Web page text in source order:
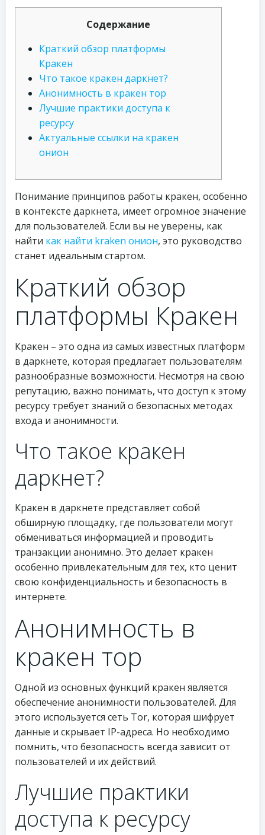
Содержание
Краткий обзор платформы
Кракен
Что такое кракен даркнет?
Анонимность в кракен тор
Лучшие практики доступа к
ресурсу
Актуальные ссылки на кракен
онион
Понимание принципов работы кракен, особенно
в контексте даркнета, имеет огромное значение
для пользователей. Если вы не уверены, как
найти как найти kraken онион, это руководство
станет идеальным стартом.
Краткий обзор
платформы Кракен
Кракен – это одна из самых известных платформ
в даркнете, которая предлагает пользователям
разнообразные возможности. Несмотря на свою
репутацию, важно понимать, что доступ к этому
ресурсу требует знаний о безопасных методах
входа и анонимности.
Что такое кракен
даркнет?
Кракен в даркнете представляет собой
обширную площадку, где пользователи могут
обмениваться информацией и проводить
транзакции анонимно. Это делает кракен
особенно привлекательным для тех, кто ценит
свою конфиденциальность и безопасность в
интернете.
Анонимность в
кракен тор
Одной из основных функций кракен является
обеспечение анонимности пользователей. Для
этого используется сеть Tor, которая шифрует
данные и скрывает IP-адреса. Но необходимо
помнить, что безопасность всегда зависит от
пользователей и их действий.
Лучшие практики
доступа к ресурсу